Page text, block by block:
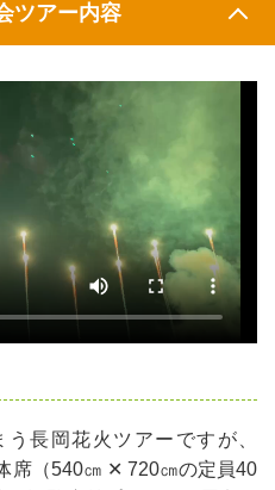
ツアー内容
長岡花火ツアーですが、
席（540㎝ ✕ 720㎝の定員40